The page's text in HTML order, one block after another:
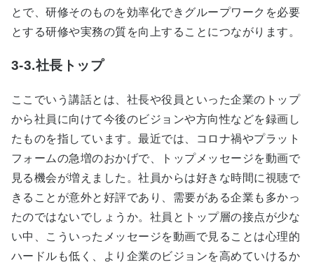
とで、研修そのものを効率化できグループワークを必要
とする研修や実務の質を向上することにつながります。
3-3.社長トップ
ここでいう講話とは、社長や役員といった企業のトップ
から社員に向けて今後のビジョンや方向性などを録画し
たものを指しています。最近では、コロナ禍やプラット
フォームの急増のおかげで、トップメッセージを動画で
見る機会が増えました。社員からは好きな時間に視聴で
きることが意外と好評であり、需要がある企業も多かっ
たのではないでしょうか。社員とトップ層の接点が少な
い中、こういったメッセージを動画で見ることは心理的
ハードルも低く、より企業のビジョンを高めていけるか